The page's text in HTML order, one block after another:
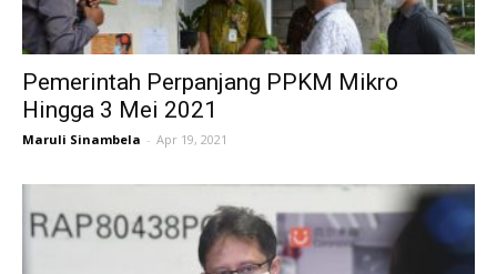
Pemerintah Perpanjang PPKM Mikro
Hingga 3 Mei 2021
Maruli Sinambela - Apr 19, 2021